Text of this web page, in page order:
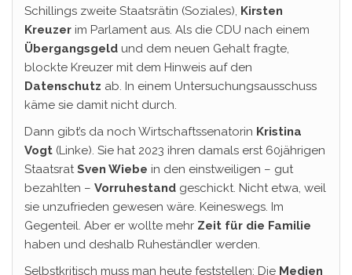
Schillings zweite Staatsrätin (Soziales), Kirsten
Kreuzer im Parlament aus. Als die CDU nach einem
Übergangsgeld und dem neuen Gehalt fragte,
blockte Kreuzer mit dem Hinweis auf den
Datenschutz ab. In einem Untersuchungsausschuss
käme sie damit nicht durch.
Dann gibt’s da noch Wirtschaftssenatorin Kristina
Vogt (Linke). Sie hat 2023 ihren damals erst 60jährigen
StaatsratSven Wiebe in den einstweiligen – gut
bezahlten – Vorruhestand geschickt. Nicht etwa, weil
sie unzufrieden gewesen wäre. Keineswegs. Im
Gegenteil. Aber er wollte mehr Zeit für die Familie
haben und deshalb Ruheständler werden.
Selbstkritisch muss man heute feststellen: Die Medien